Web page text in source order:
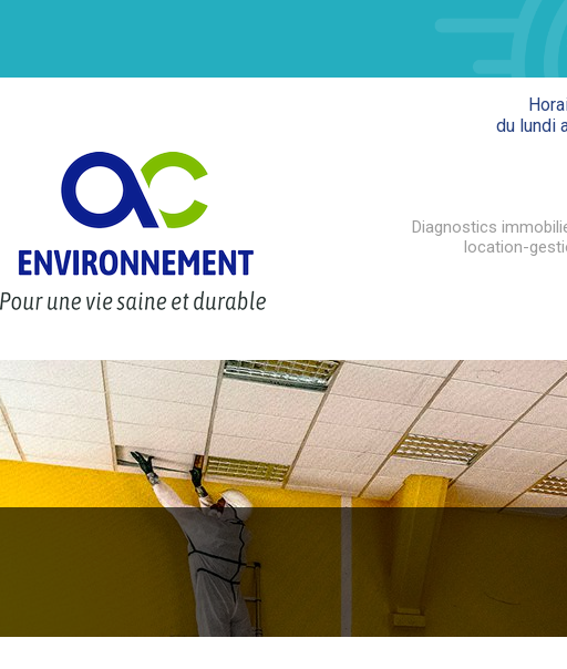
du lundi
Diagnostics
location-